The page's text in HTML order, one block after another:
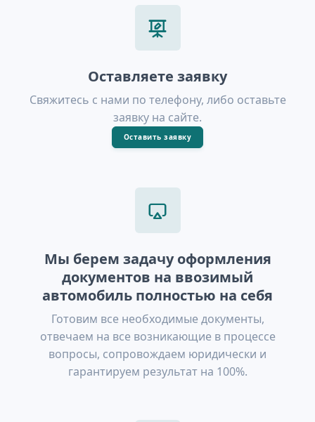
Оставляете заявку
Свяжитесь с нами по телефону, либо оставьте
заявку на сайте.
Оставить заявку
Мы берем задачу оформления
документов на ввозимый
автомобиль полностью на себя
Готовим все необходимые документы,
отвечаем на все возникающие в процессе
вопросы, сопровождаем юридически и
гарантируем результат на 100%.